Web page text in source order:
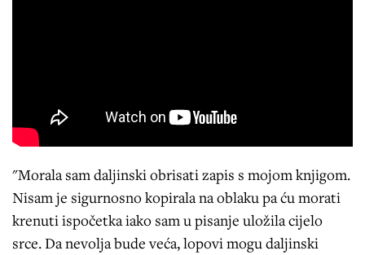
"Morala sam daljinski obrisati zapis s mojom knjigom.
Nisam je sigurnosno kopirala na oblaku pa ću morati
krenuti ispočetka iako sam u pisanje uložila cijelo
srce. Da nevolja bude veća, lopovi mogu daljinski